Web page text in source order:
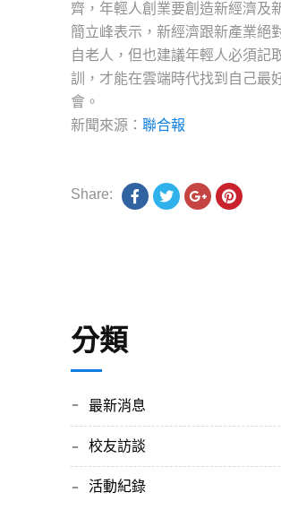
齊， 年輕人創業要創造新經濟及
簡立峰表示，新經濟跟新產業絕
自老人， 但也建議年輕人必須記
訓， 才能在雲端時代找到自己最
會。
新聞來源： 聯合報
Share:
分類
最新消息
校友訪談
活動紀錄